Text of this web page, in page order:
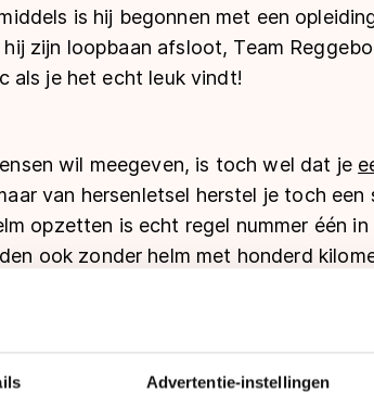
Advertentie-instellingen
is hij begonnen met een
zijn loopbaan afsloot, Team
als je het echt leuk vindt!
wil meegeven, is toch wel dat je
van hersenletsel herstel je toch een
opzetten is echt regel nummer één in
ook zonder helm met honderd
ze de fiets op stappen. Met het
op als je mensen op de weg ziet